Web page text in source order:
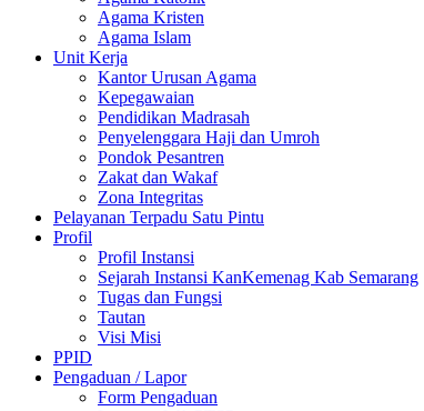
Agama Kristen
Agama Islam
Unit Kerja
Kantor Urusan Agama
Kepegawaian
Pendidikan Madrasah
Penyelenggara Haji dan Umroh
Pondok Pesantren
Zakat dan Wakaf
Zona Integritas
Pelayanan Terpadu Satu Pintu
Profil
Profil Instansi
Sejarah Instansi KanKemenag Kab Semarang
Tugas dan Fungsi
Tautan
Visi Misi
PPID
Pengaduan / Lapor
Form Pengaduan